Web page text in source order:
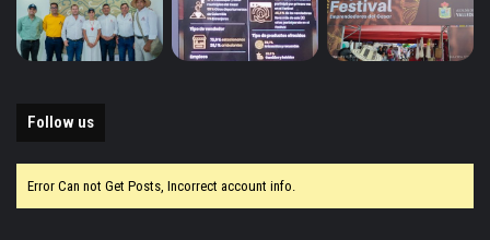
Follow us
Error Can not Get Posts, Incorrect account info.